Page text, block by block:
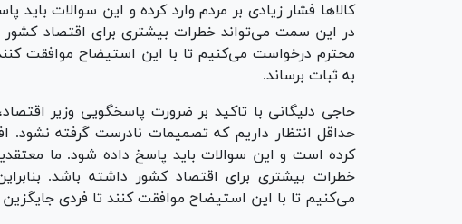
کالا‌ها فشار زیادی بر مردم وارد کرده و این سوالات
در این سمت می‌تواند خطرات بیشتری برای اقتصاد کشور
محترم درخواست می‌کنیم تا با این استیضاح موافقت
به ثبات برساند.
حاجی دلیگانی با تاکید بر ضرورت پاسخگویی وزیر
حداقل انتظار داریم که تصمیمات نادرست گرفته نشود.
کرده است و این سوالات باید پاسخ داده شود. ما
خطرات بیشتری برای اقتصاد کشور داشته باشد.
می‌کنیم تا با این استیضاح موافقت کنند تا فردی